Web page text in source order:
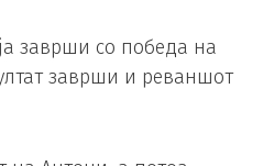
заврши со победа на
заврши и реваншот